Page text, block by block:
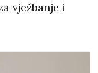
vježbanje i